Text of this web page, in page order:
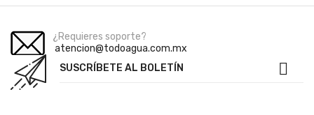
¿Requieres soporte?
atencion@todoagua.com.mx
SUSCRÍBETE AL BOLETÍN
